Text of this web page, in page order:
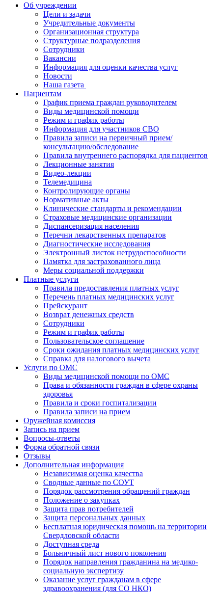
Об учреждении
Цели и задачи
Учредительные документы
Организационная структура
Структурные подразделения
Сотрудники
Вакансии
Информация для оценки качества услуг
Новости
​​Наша газета
Пациентам
График приема граждан руководителем
Виды медицинской помощи
Режим и график работы
Информация для участников СВО
Правила записи на первичный прием/
консультацию/обследование
Правила внутреннего распорядка для пациентов
Лекционные занятия
Видео-лекции
Телемедицина
Контролирующие органы
Нормативные акты
Клинические стандарты и рекомендации
Страховые медицинские организации
Диспансеризация населения
Перечни лекарственных препаратов
Диагностические исследования
Электронный листок нетрудоспособности
Памятка для застрахованного лица
Меры социальной поддержки
Платные услуги
Правила предоставления платных услуг
Перечень платных медицинских услуг
Прейскурант
Возврат денежных средств
Сотрудники
Режим и график работы
Пользовательское соглашение
Сроки ожидания платных медицинских услуг
Справка для налогового вычета
Услуги по ОМС
Виды медицинской помощи по ОМС
Права и обязанности граждан в сфере охраны
здоровья
Правила и сроки госпитализации
Правила записи на прием
Оружейная комиссия
Запись на прием
Вопросы-ответы
Форма обратной связи
Отзывы
Дополнительная информация
Независимая оценка качества
Сводные данные по СОУТ
Порядок рассмотрения обращений граждан
Положение о закупках
Защита прав потребителей
Защита персональных данных
Бесплатная юридическая помощь на территории
Свердловской области
Доступная среда
Больничный лист нового поколения
Порядок направления гражданина на медико-
социальную экспертизу
Оказание услуг гражданам в сфере
здравоохранения (для СО НКО)